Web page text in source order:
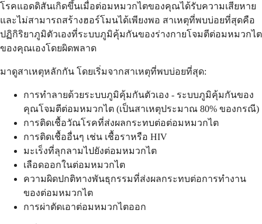
โรคแอดดิสันเกิดขึ้นเมื่อต่อมหมวกไตของคุณได้รับความเสียหาย
และไม่สามารถสร้างฮอร์โมนได้เพียงพอ สาเหตุที่พบบ่อยที่สุดคือ
ปฏิกิริยาภูมิตัวเองที่ระบบภูมิคุ้มกันของร่างกายโจมตีต่อมหมวกไต
ของคุณเองโดยผิดพลาด
มาดูสาเหตุหลักกัน โดยเริ่มจากสาเหตุที่พบบ่อยที่สุด:
การทำลายด้วยระบบภูมิคุ้มกันตัวเอง - ระบบภูมิคุ้มกันของ
คุณโจมตีต่อมหมวกไต (เป็นสาเหตุประมาณ 80% ของกรณี)
การติดเชื้อวัณโรคที่ส่งผลกระทบต่อต่อมหมวกไต
การติดเชื้ออื่นๆ เช่น เชื้อราหรือ HIV
มะเร็งที่ลุกลามไปยังต่อมหมวกไต
เลือดออกในต่อมหมวกไต
ความผิดปกติทางพันธุกรรมที่ส่งผลกระทบต่อการทำงาน
ของต่อมหมวกไต
การผ่าตัดเอาต่อมหมวกไตออก